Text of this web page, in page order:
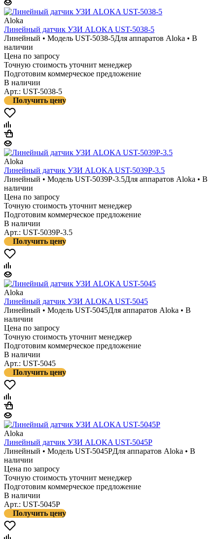
Aloka
Линейный датчик УЗИ ALOKA UST-5038-5
Линейный • Модель UST-5038-5Для аппаратов Aloka • В
наличии
Цена по запросу
Точную стоимость уточнит менеджер
Подготовим коммерческое предложение
В наличии
Арт.: UST-5038-5
Получить цену
Aloka
Линейный датчик УЗИ ALOKA UST-5039P-3.5
Линейный • Модель UST-5039P-3.5Для аппаратов Aloka • В
наличии
Цена по запросу
Точную стоимость уточнит менеджер
Подготовим коммерческое предложение
В наличии
Арт.: UST-5039P-3.5
Получить цену
Aloka
Линейный датчик УЗИ ALOKA UST-5045
Линейный • Модель UST-5045Для аппаратов Aloka • В
наличии
Цена по запросу
Точную стоимость уточнит менеджер
Подготовим коммерческое предложение
В наличии
Арт.: UST-5045
Получить цену
Aloka
Линейный датчик УЗИ ALOKA UST-5045P
Линейный • Модель UST-5045PДля аппаратов Aloka • В
наличии
Цена по запросу
Точную стоимость уточнит менеджер
Подготовим коммерческое предложение
В наличии
Арт.: UST-5045P
Получить цену